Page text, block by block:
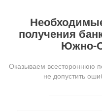
получения
Южно-
Оказываем всестороннюю
не допустить